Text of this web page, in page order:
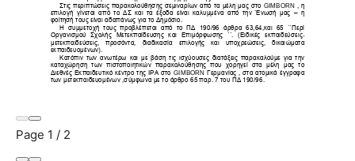
Page 1 / 2